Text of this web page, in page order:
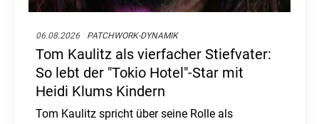
06.08.2026 PATCHWORK-DYNAMIK
Tom Kaulitz als vierfacher Stiefvater:
So lebt der "Tokio Hotel"-Star mit
Heidi Klums Kindern
Tom Kaulitz spricht über seine Rolle als